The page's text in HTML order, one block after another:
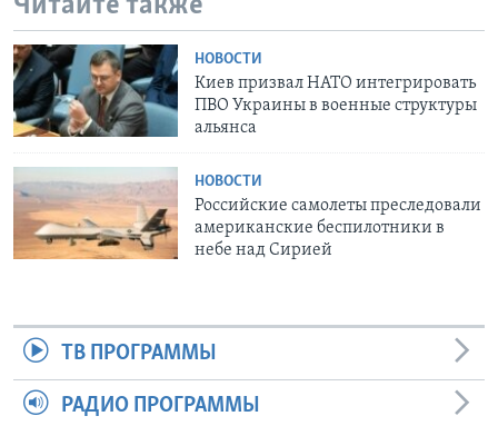
Читайте также
НОВОСТИ
Киев призвал НАТО интегрировать
ПВО Украины в военные структуры
альянса
НОВОСТИ
Российские самолеты преследовали
американские беспилотники в
небе над Сирией
ТВ ПРОГРАММЫ
РАДИО ПРОГРАММЫ